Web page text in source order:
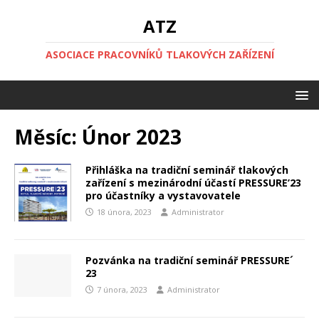
ATZ
ASOCIACE PRACOVNÍKŮ TLAKOVÝCH ZAŘÍZENÍ
Měsíc: Únor 2023
Přihláška na tradiční seminář tlakových
zařízení s mezinárodní účastí PRESSURE’23
pro účastníky a vystavovatele
18 února, 2023 Administrator
Pozvánka na tradiční seminář PRESSURE´
23
7 února, 2023 Administrator